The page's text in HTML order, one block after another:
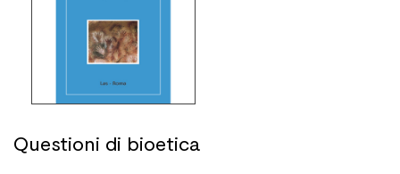
Questioni di bioetica